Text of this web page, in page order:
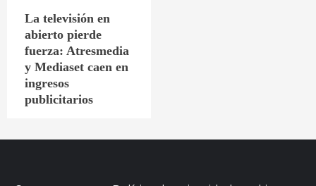
La televisión en
abierto pierde
fuerza: Atresmedia
y Mediaset caen en
ingresos
publicitarios